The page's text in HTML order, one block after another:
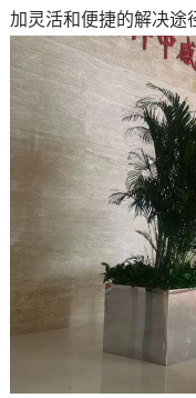
加灵活和便捷的解决途